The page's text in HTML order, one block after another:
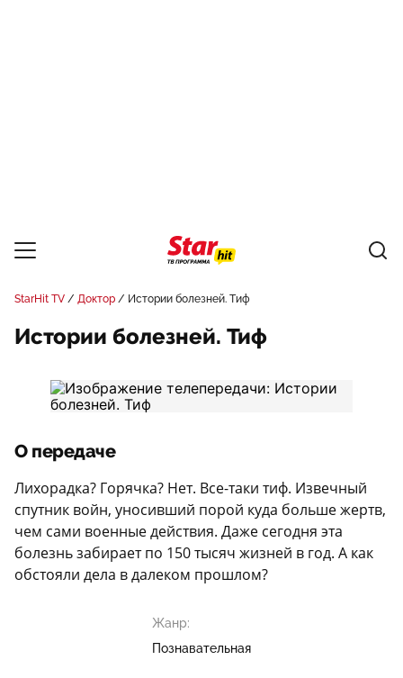
StarHit TV Доктор Истории болезней. Тиф
Истории болезней. Тиф
О передаче
Лихорадка? Горячка? Нет. Все-таки тиф. Извечный
спутник войн, уносивший порой куда больше жертв,
чем сами военные действия. Даже сегодня эта
болезнь забирает по 150 тысяч жизней в год. А как
обстояли дела в далеком прошлом?
Жанр:
Познавательная